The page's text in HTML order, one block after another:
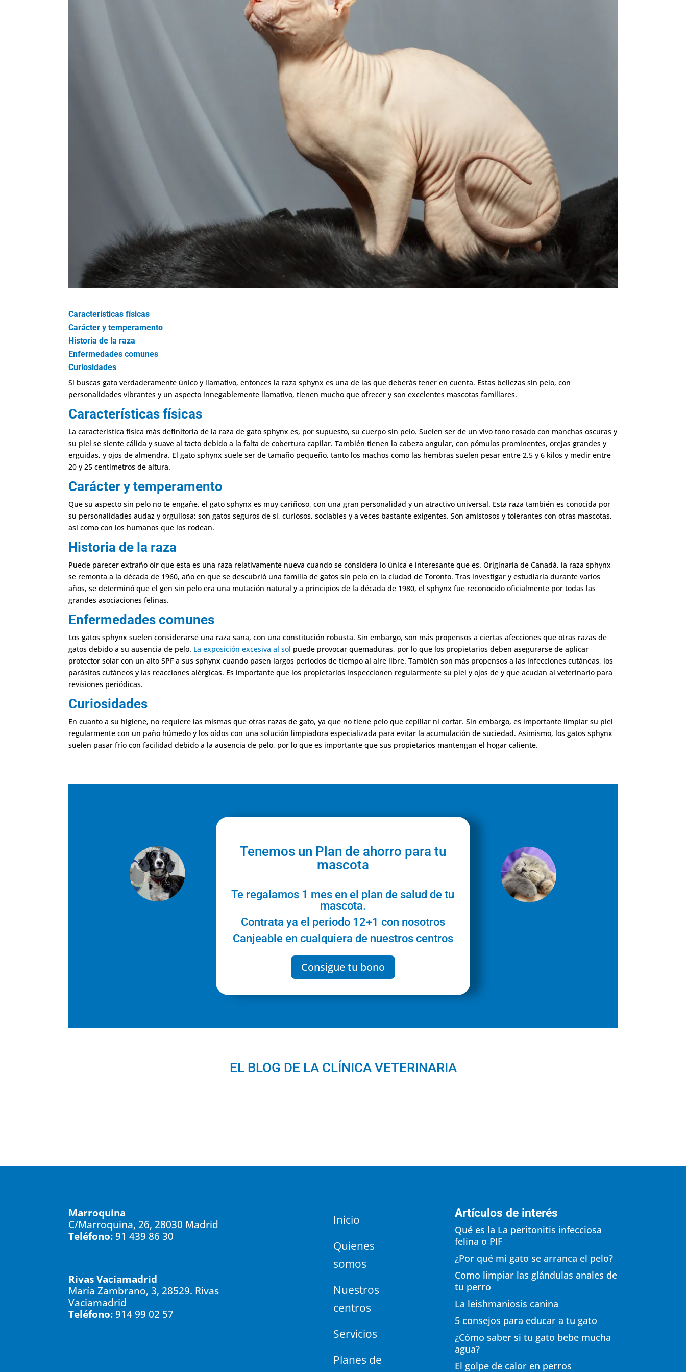
Características físicas
Carácter y temperamento
Historia de la raza
Enfermedades comunes
Curiosidades
Si buscas gato verdaderamente único y llamativo, entonces la raza sphynx es una de las que deberás tener en cuenta. Estas bellezas sin pelo, con
personalidades vibrantes y un aspecto innegablemente llamativo, tienen mucho que ofrecer y son excelentes mascotas familiares.
Características físicas
La característica física más definitoria de la raza de gato sphynx es, por supuesto, su cuerpo sin pelo. Suelen ser de un vivo tono rosado con manchas oscuras y
su piel se siente cálida y suave al tacto debido a la falta de cobertura capilar. También tienen la cabeza angular, con pómulos prominentes, orejas grandes y
erguidas, y ojos de almendra. El gato sphynx suele ser de tamaño pequeño, tanto los machos como las hembras suelen pesar entre 2,5 y 6 kilos y medir entre
20 y 25 centímetros de altura.
Carácter y temperamento
Que su aspecto sin pelo no te engañe, el gato sphynx es muy cariñoso, con una gran personalidad y un atractivo universal. Esta raza también es conocida por
su personalidades audaz y orgullosa; son gatos seguros de sí, curiosos, sociables y a veces bastante exigentes. Son amistosos y tolerantes con otras mascotas,
así como con los humanos que los rodean.
Historia de la raza
Puede parecer extraño oír que esta es una raza relativamente nueva cuando se considera lo única e interesante que es. Originaria de Canadá, la raza sphynx
se remonta a la década de 1960, año en que se descubrió una familia de gatos sin pelo en la ciudad de Toronto. Tras investigar y estudiarla durante varios
años, se determinó que el gen sin pelo era una mutación natural y a principios de la década de 1980, el sphynx fue reconocido oficialmente por todas las
grandes asociaciones felinas.
Enfermedades comunes
Los gatos sphynx suelen considerarse una raza sana, con una constitución robusta. Sin embargo, son más propensos a ciertas afecciones que otras razas de
gatos debido a su ausencia de pelo. La exposición excesiva al sol puede provocar quemaduras, por lo que los propietarios deben asegurarse de aplicar
protector solar con un alto SPF a sus sphynx cuando pasen largos periodos de tiempo al aire libre. También son más propensos a las infecciones cutáneas, los
parásitos cutáneos y las reacciones alérgicas. Es importante que los propietarios inspeccionen regularmente su piel y ojos de y que acudan al veterinario para
revisiones periódicas.
Curiosidades
En cuanto a su higiene, no requiere las mismas que otras razas de gato, ya que no tiene pelo que cepillar ni cortar. Sin embargo, es importante limpiar su piel
regularmente con un paño húmedo y los oídos con una solución limpiadora especializada para evitar la acumulación de suciedad. Asimismo, los gatos sphynx
suelen pasar frío con facilidad debido a la ausencia de pelo, por lo que es importante que sus propietarios mantengan el hogar caliente.
Tenemos un Plan de ahorro para tu
mascota
Te regalamos 1 mes en el plan de salud de tu
mascota.
Contrata ya el periodo 12+1 con nosotros
Canjeable en cualquiera de nuestros centros
Consigue tu bono
EL BLOG DE LA CLÍNICA VETERINARIA
Marroquina
C/Marroquina, 26, 28030 Madrid
Teléfono:91 439 86 30
Rivas Vaciamadrid
María Zambrano, 3, 28529. Rivas
Vaciamadrid
Teléfono:914 99 02 57
Inicio
Quienes
somos
Nuestros
centros
Servicios
Planes de
Artículos de interés
Qué es la La peritonitis infecciosa
felina o PIF
¿Por qué mi gato se arranca el pelo?
Como limpiar las glándulas anales de
tu perro
La leishmaniosis canina
5 consejos para educar a tu gato
¿Cómo saber si tu gato bebe mucha
agua?
El golpe de calor en perros